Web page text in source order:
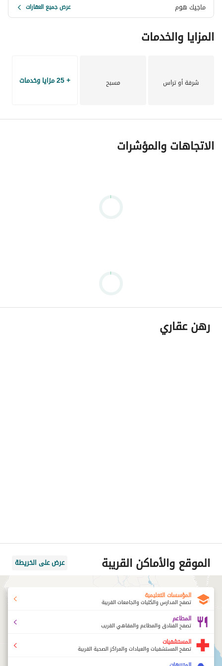
ماجيك هوم عرض جميع العقارات
المزايا والخدمات
شرفة أو تراس مسبح + 25 مزايا وخدمات
الاتجاهات والمؤشرات
رهن عقاري
الموقع والأماكن القريبة عرض على الخريطة
المؤسسات التعليمية
تصفح المدارس والكليات والجامعات القريبة
المطاعم
تصفح الفنادق والمطاعم والمقاهي القريب
المستشفيات
تصفح المستشفيات والعيادات والمراكز الصحية القريبة